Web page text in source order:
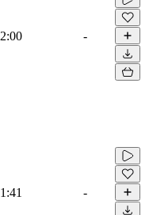
2:00 -
1:41 -